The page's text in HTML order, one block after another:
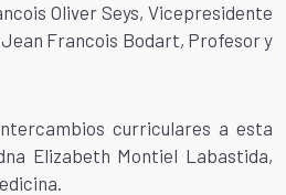
Oliver Seys, Vicepresidente
Francois Bodart, Profesor y
curriculares a esta
Elizabeth Montiel Labastida,